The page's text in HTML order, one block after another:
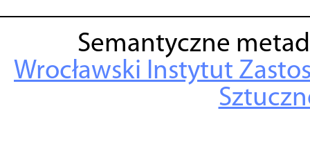
Semantyczne
Wrocławski Instytut